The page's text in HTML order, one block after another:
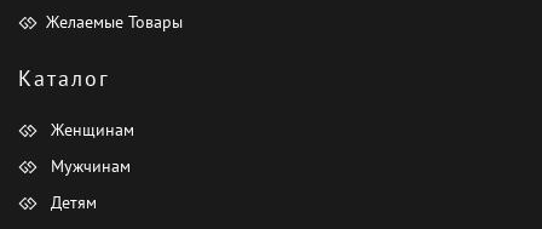
Желаемые Товары
Каталог
Женщинам
Мужчинам
Детям